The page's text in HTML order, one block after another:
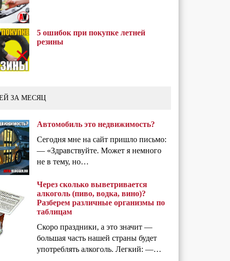
5 ошибок при покупке летней
резины
ЗА МЕСЯЦ
Автомобиль это недвижимость?
Сегодня мне на сайт пришло письмо:
— «Здравствуйте. Может я немного
не в тему, но…
Через сколько выветривается
алкоголь (пиво, водка, вино)?
Разберем различные организмы по
таблицам
Скоро праздники, а это значит —
большая часть нашей страны будет
употреблять алкоголь. Легкий: —…